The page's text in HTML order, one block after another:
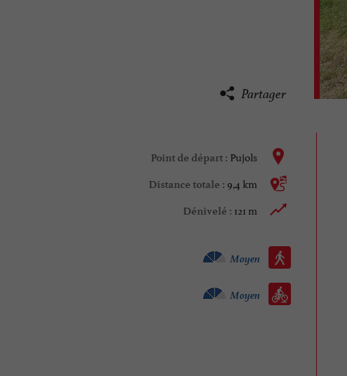
Partager
Point de départ : Pujols
Distance totale : 9,4 km
Dénivelé : 121 m
Marche à pied :
Moyen
Vtt :
Moyen